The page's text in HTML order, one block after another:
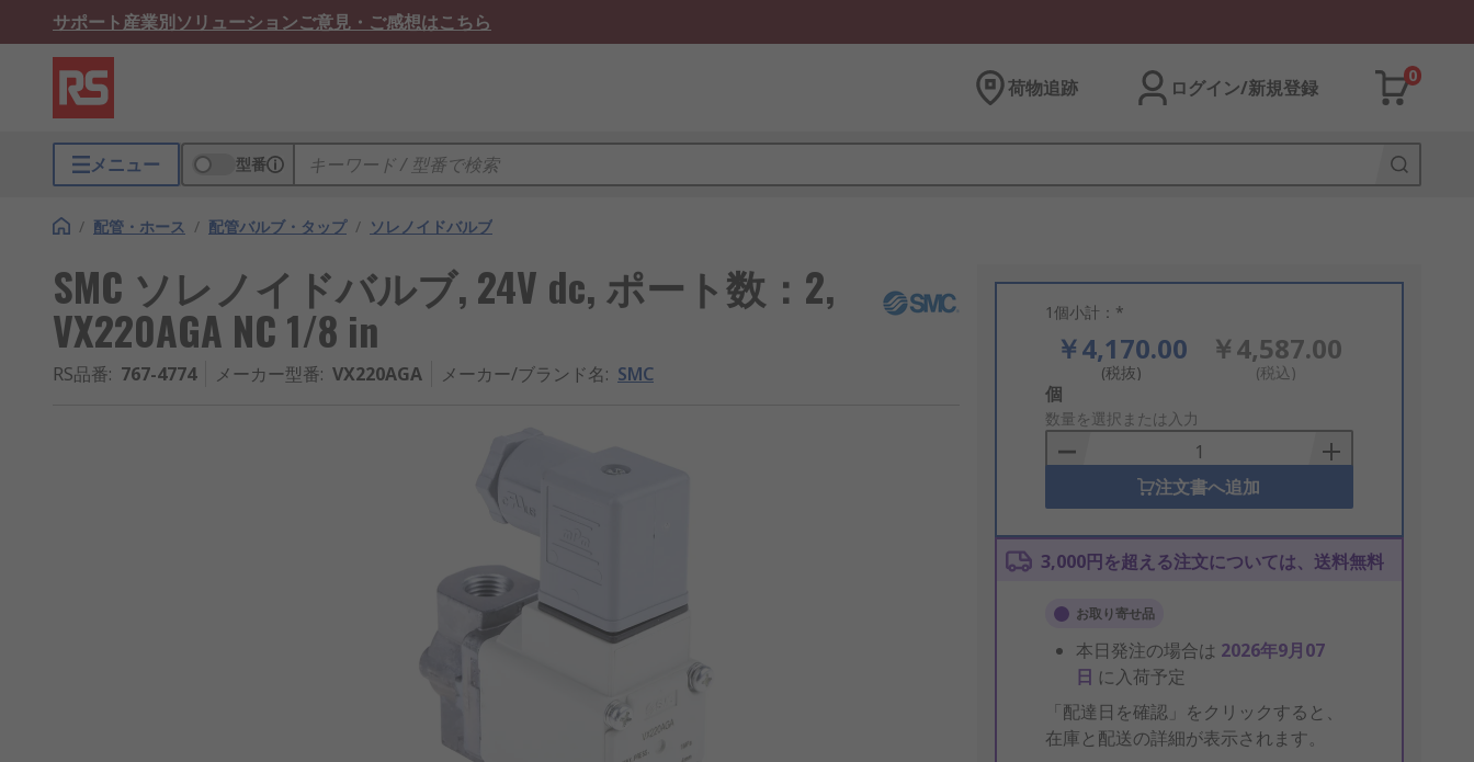
サポート産業別ソリューションご意見・ご感想はこちら
荷物追跡 ログイン/新規登録
0
メニュー 型番
/ 配管・ホース / 配管バルブ・タップ / ソレノイドバルブ
SMC ソレノイドバルブ, 24V dc, ポート数：2,
VX220AGA NC 1/8 in
RS品番: 767-4774 メーカー型番: VX220AGA メーカー/ブランド名: SMC
1個小計：*
￥4,170.00
(税抜)
￥4,587.00
(税込)
Add
to
Basket
個
数量を選択または入力
注文書へ追加
3,000円を超える注文については、送料無料
お取り寄せ品
本日発注の場合は 2026年9月07
日 に入荷予定
「配達日を確認」をクリックすると、
在庫と配送の詳細が表示されます。